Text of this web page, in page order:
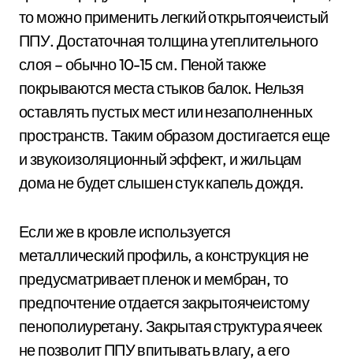
то можно применить легкий открытоячеистый
ППУ. Достаточная толщина утеплительного
слоя – обычно 10-15 см. Пеной также
покрываются места стыков балок. Нельзя
оставлять пустых мест или незаполненных
пространств. Таким образом достигается еще
и звукоизоляционный эффект, и жильцам
дома не будет слышен стук капель дождя.
Если же в кровле используется
металлический профиль, а конструкция не
предусматривает пленок и мембран, то
предпочтение отдается закрытоячеистому
пенополиуретану. Закрытая структура ячеек
не позволит ППУ впитывать влагу, а его